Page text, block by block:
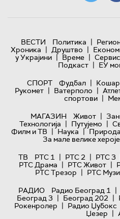
ВЕСТИ Политика |
Хроника | Друштво |
у Украјини | Време |
Подкаст | ЕУ
СПОРТ
Фудбал |
Рукомет | Ватерполо |
спортови |
МАГАЗИН
Живот |
Технологијa | Путујемо |
Филм и ТВ | Наука | Природа
За мале велике хероје
ТВ
РТС 1 | РТС 2 | РТС 3
РТС Драма | РТС Живот |
РТС Трезор | РТС
РАДИО
Радио Београд 1 |
Београд 3 | Београд 202 |
Рокенролер | Радио Џубокс
Џезер |